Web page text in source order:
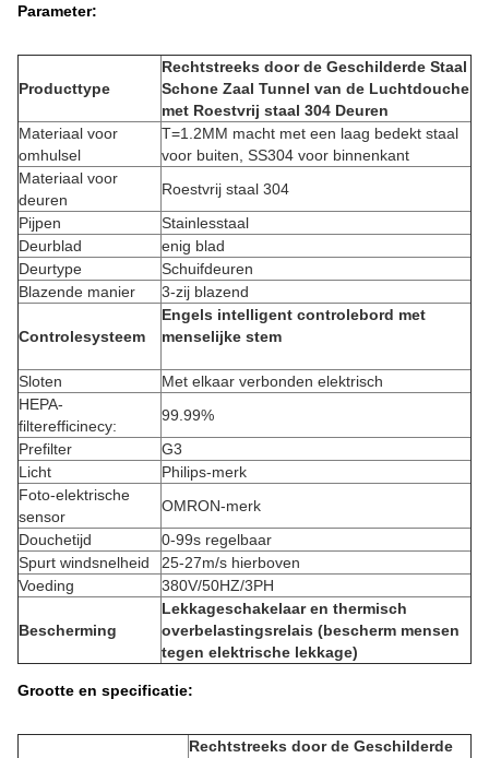
Parameter:
Producttype
Rechtstreeks door de Geschilderde Staal
Schone Zaal Tunnel van de Luchtdouche
met Roestvrij staal 304 Deuren
Materiaal voor
omhulsel
T=1.2MM macht met een laag bedekt staal
voor buiten, SS304 voor binnenkant
Materiaal voor
deuren
Roestvrij staal 304
Pijpen
Stainlesstaal
Deurblad
enig blad
Deurtype
Schuifdeuren
Blazende manier
3-zij blazend
Controlesysteem
Engels intelligent controlebord met
menselijke stem
Sloten
Met elkaar verbonden elektrisch
HEPA-
filterefficinecy:
99.99%
Prefilter
G3
Licht
Philips-merk
Foto-elektrische
sensor
OMRON-merk
Douchetijd
0-99s regelbaar
Spurt windsnelheid
25-27m/s hierboven
Voeding
380V/50HZ/3PH
Bescherming
Lekkageschakelaar en thermisch
overbelastingsrelais (bescherm mensen
tegen elektrische lekkage)
Grootte en specificatie:
Rechtstreeks door de Geschilderde